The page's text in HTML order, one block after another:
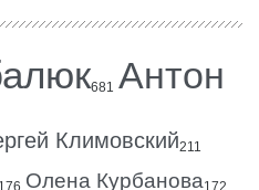
681 Антон
Климовский211
176 Олена Курбанова172